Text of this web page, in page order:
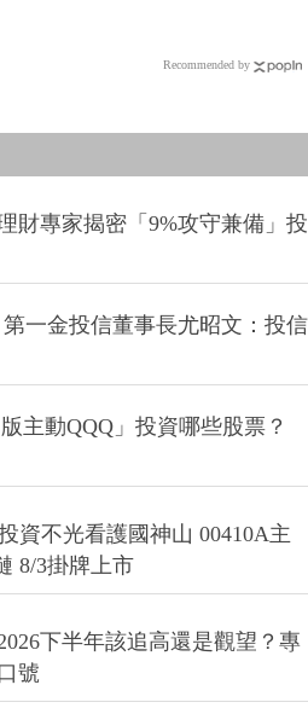
Recommended by
財專家揭密「9%攻守兼備」投
一金投信董事長尤昭文：投信
主動QQQ」投資哪些股票？
資不光看護國神山 00410A主
8/3掛牌上市
下半年該追高還是觀望？專
號